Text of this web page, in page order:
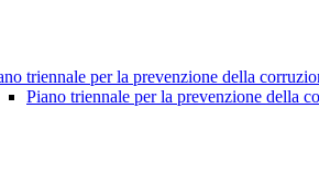
triennale per la prevenzione della
Piano triennale per la prevenzione della